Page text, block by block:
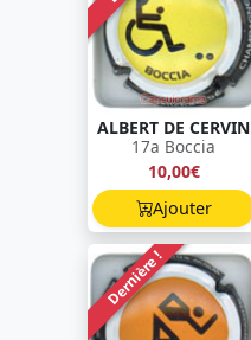
ALBERT DE CERVIN
17a Boccia
10,00€
Ajouter
Dernière !